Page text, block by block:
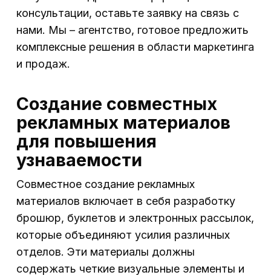
консультации, оставьте заявку на связь с
нами. Мы – агентство, готовое предложить
комплексные решения в области маркетинга
и продаж.
Создание совместных
рекламных материалов
для повышения
узнаваемости
Совместное создание рекламных
материалов включает в себя разработку
брошюр, буклетов и электронных рассылок,
которые объединяют усилия различных
отделов. Эти материалы должны
содержать четкие визуальные элементы и